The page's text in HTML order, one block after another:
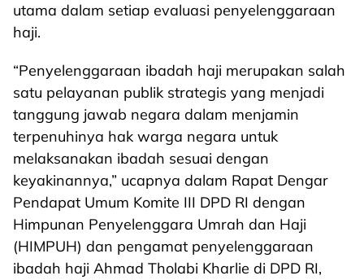
utama dalam setiap evaluasi penyelenggaraan
haji.
“Penyelenggaraan ibadah haji merupakan salah
satu pelayanan publik strategis yang menjadi
tanggung jawab negara dalam menjamin
terpenuhinya hak warga negara untuk
melaksanakan ibadah sesuai dengan
keyakinannya,” ucapnya dalam Rapat Dengar
Pendapat Umum Komite III DPD RI dengan
Himpunan Penyelenggara Umrah dan Haji
(HIMPUH) dan pengamat penyelenggaraan
ibadah haji Ahmad Tholabi Kharlie di DPD RI,